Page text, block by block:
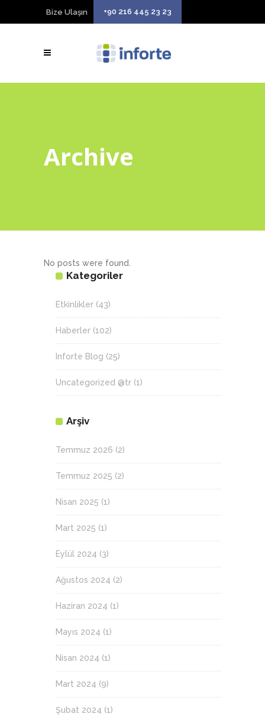
Bize Ulaşın +90 216 445 23 23
Archive
No posts were found.
Kategoriler
Etkinlikler (43)
Haberler (102)
Inforte Blog (25)
Uncategorized @tr (1)
Arşiv
Temmuz 2026 (2)
Temmuz 2025 (2)
Nisan 2025 (1)
Mart 2025 (1)
Eylül 2024 (3)
Ağustos 2024 (2)
Haziran 2024 (1)
Mayıs 2024 (1)
Nisan 2024 (1)
Mart 2024 (9)
Şubat 2024 (1)